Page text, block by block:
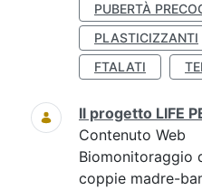
PUBERTÀ
PLASTICIZZANTI
FTALATI
Il progetto LIFE
Contenuto Web
Biomonitoraggio
coppie madre-